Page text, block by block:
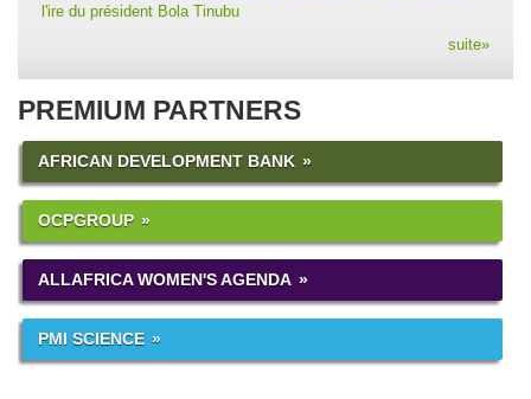
l'ire du président Bola Tinubu
suite»
PREMIUM PARTNERS
AFRICAN DEVELOPMENT BANK
OCPGROUP
ALLAFRICA WOMEN'S AGENDA
PMI SCIENCE